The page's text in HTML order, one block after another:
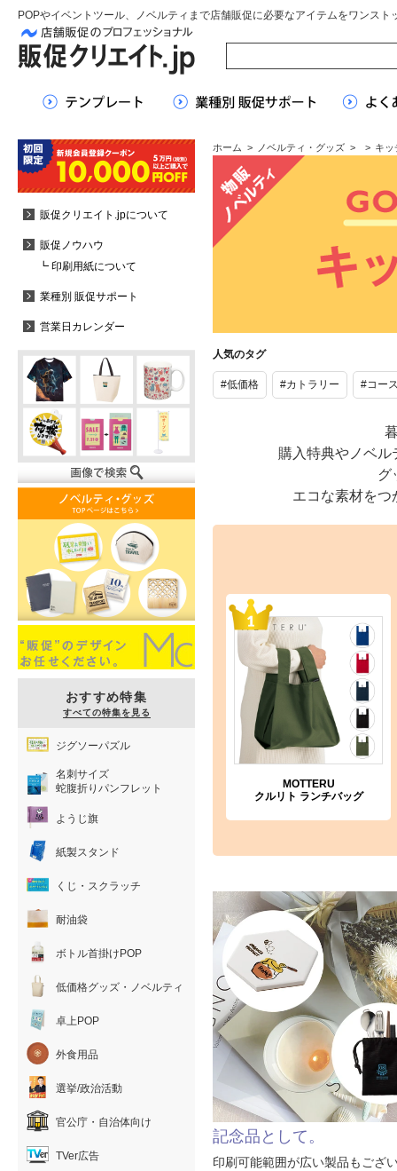
POPやイベントツール、ノベルティまで店舗販促に必要なアイテムをワンスト
ホーム > ノベルティ・グッズ > > キッ
人気のタグ
#低価格 #カトラリー #コー
購入特典やノベ
グ
エコな素材を
MOTTERU
クルリト ランチバッグ
記念品として。
印刷可能範囲が広い製品もござ
販促クリエイト.jpについて
販促ノウハウ
┗ 印刷用紙について
業種別 販促サポート
営業日カレンダー
おすすめ特集
すべての特集を見る
ジグソーパズル
名刺サイズ
蛇腹折りパンフレット
ようじ旗
紙製スタンド
くじ・スクラッチ
耐油袋
ボトル首掛けPOP
低価格グッズ・ノベルティ
卓上POP
外食用品
選挙/政治活動
官公庁・自治体向け
TVer広告